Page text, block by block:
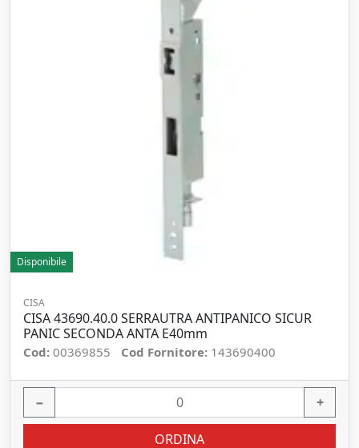
Disponibile
CISA
CISA 43690.40.0 SERRAUTRA ANTIPANICO SICUR
PANIC SECONDA ANTA E40mm
Cod: 00369855 Cod Fornitore: 143690400
− +
ORDINA